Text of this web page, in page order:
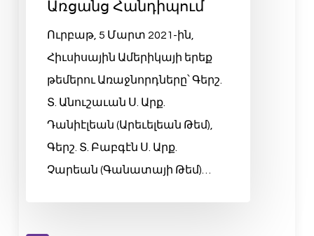
Առցանց Հանդիպում
Ուրբաթ, 5 Մարտ 2021-ին,
Հիւսիսային Ամերիկայի երեք
թեմերու Առաջնորդները՝ Գերշ.
Տ. Անուշաւան Ս. Արք.
Դանիէլեան (Արեւելեան Թեմ),
Գերշ. Տ. Բաբգէն Ս. Արք.
Չարեան (Գանատայի Թեմ)…